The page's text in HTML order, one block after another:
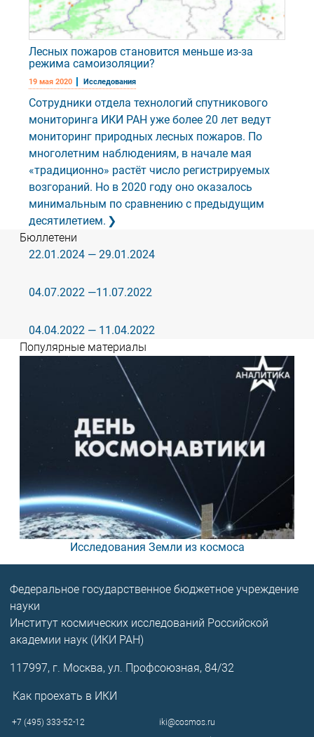
Лесных пожаров становится меньше из-за
режима самоизоляции?
19 мая 2020 Исследования
Сотрудники отдела технологий спутникового
мониторинга ИКИ РАН уже более 20 лет ведут
мониторинг природных лесных пожаров. По
многолетним наблюдениям, в начале мая
«традиционно» растёт число регистрируемых
возгораний. Но в 2020 году оно оказалось
минимальным по сравнению с предыдущим
десятилетием.
Бюллетени
22.01.2024 — 29.01.2024
04.07.2022 —11.07.2022
04.04.2022 — 11.04.2022
Популярные материалы
Исследования Земли из космоса
Федеральное государственное бюджетное учреждение
науки
Институт космических исследований Российской
академии наук (ИКИ РАН)
117997, г. Москва, ул. Профсоюзная, 84/32
Как проехать в ИКИ
+7 (495) 333-52-12
iki@cosmos.ru